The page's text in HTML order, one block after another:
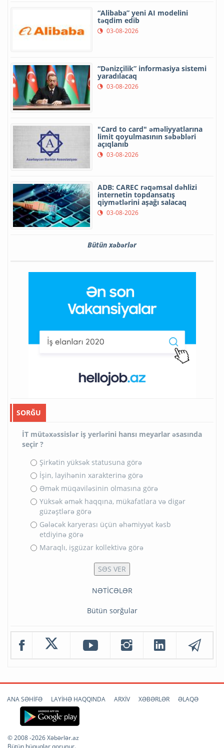
“Alibaba” yeni AI modelini
təqdim edib
03-08-2026
“Dənizçilik” informasiya sistemi
yaradılacaq
03-08-2026
"Card to card" əməliyyatlarına
limit qoyulmasının səbəbləri
açıqlanıb
03-08-2026
ADB: CAREC rəqəmsal dəhlizi
internetin topdansatış
qiymətlərini aşağı salacaq
03-08-2026
Bütün xəbərlər
SORĞU
İT mütəxəssislər iş yerlərini hansı meyarlar əsasında
seçir ?
Şirkətin yüksək statusuna görə
İşin, layihənin xarakterinə görə
Əmək müqaviləsinin olmasına görə
Yüksək əmək haqqına, mükafatlara və digər
güzəştlərə görə
Gələcək karyerası üçün əhəmiyyət kəsb
etdiyinə görə
Maraqlı, işgüzar kollektivə görə
NƏTİCƏLƏR
Bütün sorğular
ANA SƏHİFƏ LAYİHƏ HAQQINDA ARXİV XƏBƏRLƏR ƏLAQƏ
© 2008 -2026 Xəbərlər.az
Bütün hüquqlar qorunur.